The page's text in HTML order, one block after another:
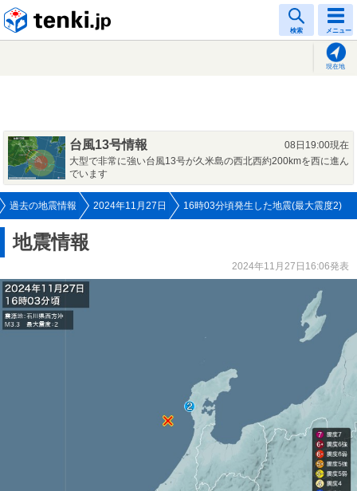
検索 メニュー
現在地
台風13号情報
08日19:00現在
大型で非常に強い台風13号が久米島の西北西約200kmを西に進ん
でいます
過去の地震情報 2024年11月27日 16時03分頃発生した地震(最大震度2)
地震情報
2024年11月27日16:06発表